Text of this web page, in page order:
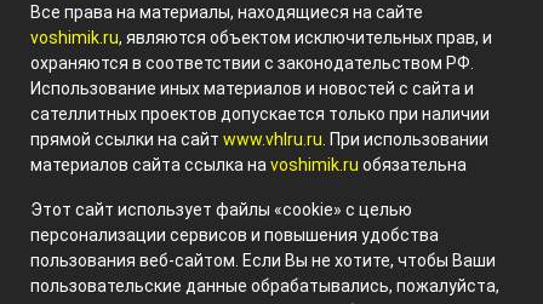
Все права на материалы, находящиеся на сайте
voshimik.ru, являются объектом исключительных прав, и
охраняются в соответствии с законодательством РФ.
Использование иных материалов и новостей с сайта и
сателлитных проектов допускается только при наличии
прямой ссылки на сайт www.vhlru.ru . При использовании
материалов сайта ссылка на voshimik.ru обязательна
Этот сайт использует файлы «cookie» с целью
персонализации сервисов и повышения удобства
пользования веб-сайтом. Если Вы не хотите, чтобы Ваши
пользовательские данные обрабатывались, пожалуйста,